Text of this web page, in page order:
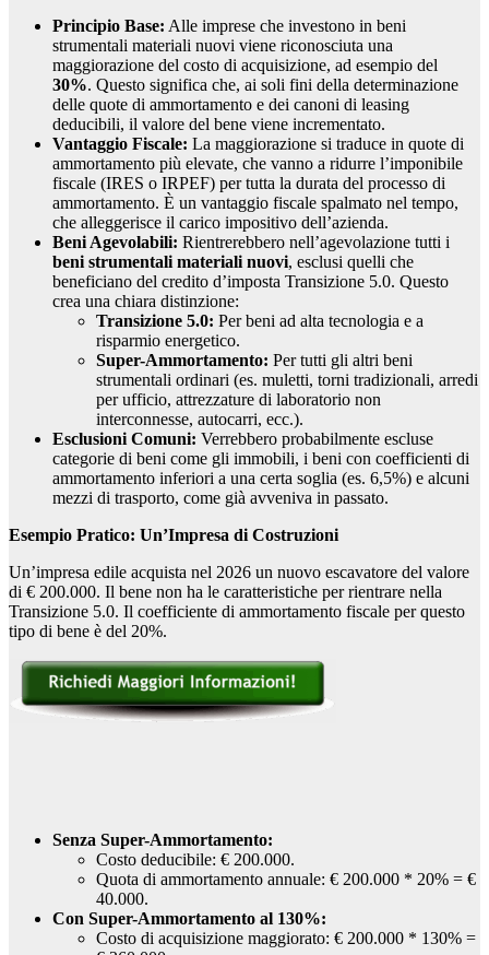
Principio Base: Alle imprese che investono in beni
strumentali materiali nuovi viene riconosciuta una
maggiorazione del costo di acquisizione, ad esempio del
30%. Questo significa che, ai soli fini della determinazione
delle quote di ammortamento e dei canoni di leasing
deducibili, il valore del bene viene incrementato.
Vantaggio Fiscale: La maggiorazione si traduce in quote di
ammortamento più elevate, che vanno a ridurre l’imponibile
fiscale (IRES o IRPEF) per tutta la durata del processo di
ammortamento. È un vantaggio fiscale spalmato nel tempo,
che alleggerisce il carico impositivo dell’azienda.
Beni Agevolabili: Rientrerebbero nell’agevolazione tutti i
beni strumentali materiali nuovi, esclusi quelli che
beneficiano del credito d’imposta Transizione 5.0. Questo
crea una chiara distinzione:
Transizione 5.0: Per beni ad alta tecnologia e a
risparmio energetico.
Super-Ammortamento: Per tutti gli altri beni
strumentali ordinari (es. muletti, torni tradizionali, arredi
per ufficio, attrezzature di laboratorio non
interconnesse, autocarri, ecc.).
Esclusioni Comuni: Verrebbero probabilmente escluse
categorie di beni come gli immobili, i beni con coefficienti di
ammortamento inferiori a una certa soglia (es. 6,5%) e alcuni
mezzi di trasporto, come già avveniva in passato.
Esempio Pratico: Un’Impresa di Costruzioni
Un’impresa edile acquista nel 2026 un nuovo escavatore del valore
di € 200.000. Il bene non ha le caratteristiche per rientrare nella
Transizione 5.0. Il coefficiente di ammortamento fiscale per questo
tipo di bene è del 20%.
Senza Super-Ammortamento:
Costo deducibile: € 200.000.
Quota di ammortamento annuale: € 200.000 * 20% = €
40.000.
Con Super-Ammortamento al 130%:
Costo di acquisizione maggiorato: € 200.000 * 130% =